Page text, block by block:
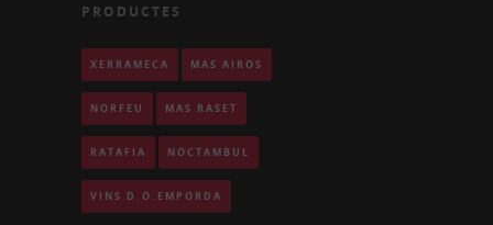
PRODUCTES
XERRAMECA MAS AIRÓS
NORFEU MAS RASET
RATAFIA NOCTÀMBUL
VINS D.O.EMPORDÀ